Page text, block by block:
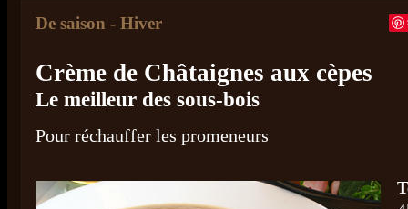
De saison - Hiver
Crème de Châtaignes aux cèpes
Le meilleur des sous-bois
Pour réchauffer les promeneurs